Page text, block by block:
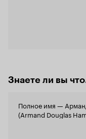
Знаете ли вы
Полное имя —
(Armand Douglas